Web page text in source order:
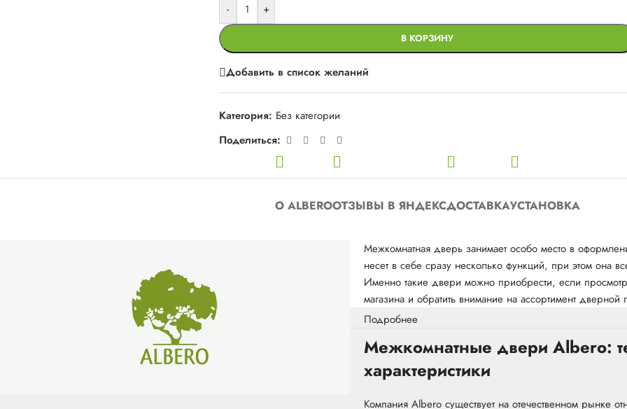
- +
В КОРЗИНУ
Добавить в список желаний
Категория: Без категории
Поделиться:
О ALBEROОТЗЫВЫ В ЯНДЕКСДОСТАВКАУСТАНОВКА
Межкомнатная дверь занимает особо место в
несет в себе сразу несколько функций, при этом она
Именно такие двери можно приобрести, если
магазина и обратить внимание на ассортимент
Подробнее
Межкомнатные двери Albero:
характеристики
Компания Albero существует на отечественном рынке